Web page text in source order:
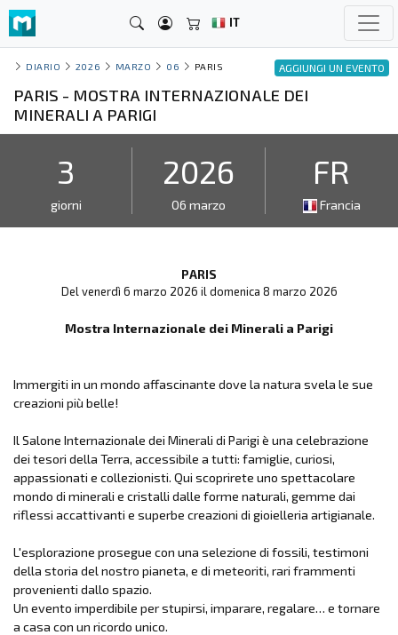
IT
AGGIUNGI UN EVENTO
DIARIO 2026 MARZO 06 PARIS
PARIS - MOSTRA INTERNAZIONALE DEI
MINERALI A PARIGI
3
giorni
2026
06 marzo
FR
Francia
PARIS
Del venerdì 6 marzo 2026 il domenica 8 marzo 2026
Mostra Internazionale dei Minerali a Parigi
Immergiti in un mondo affascinante dove la natura svela le sue
creazioni più belle!
Il Salone Internazionale dei Minerali di Parigi è una celebrazione
dei tesori della Terra, accessibile a tutti: famiglie, curiosi,
appassionati e collezionisti. Qui scoprirete uno spettacolare
mondo di minerali e cristalli dalle forme naturali, gemme dai
riflessi accattivanti e superbe creazioni di gioielleria artigianale.
L'esplorazione prosegue con una selezione di fossili, testimoni
della storia del nostro pianeta, e di meteoriti, rari frammenti
provenienti dallo spazio.
Un evento imperdibile per stupirsi, imparare, regalare… e tornare
a casa con un ricordo unico.